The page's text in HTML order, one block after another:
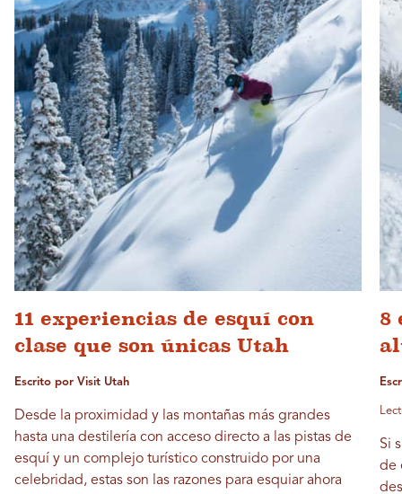
11 experiencias de esquí con
clase que son únicas Utah
Escrito por Visit Utah
Desde la proximidad y las montañas más grandes
hasta una destilería con acceso directo a las pistas de
esquí y un complejo turístico construido por una
celebridad, estas son las razones para esquiar ahora
8
Si
de